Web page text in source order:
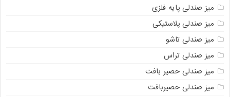
میز صندلی پایه فلزی
میز صندلی پلاستیکی
میز صندلی تاشو
میز صندلی تراس
میز صندلی حصیر بافت
میز صندلی حصیربافت